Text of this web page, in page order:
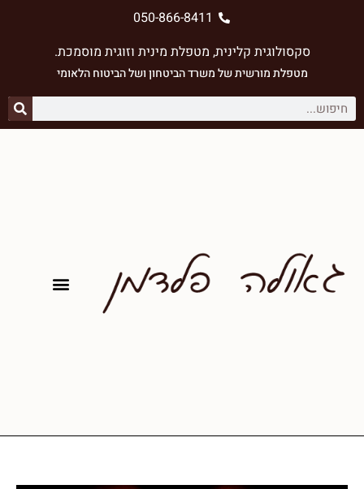
050-866-8411
סקסולוגית קלינית, מטפלת מינית וזוגית מוסמכת.
מטפלת מורשית של משרד הביטחון ⁠ושל הביטוח הלאומי